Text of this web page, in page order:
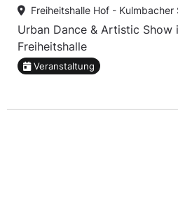
Freiheitshalle Hof -
Urban Dance & Artistic Show
Freiheitshalle
Veranstaltung